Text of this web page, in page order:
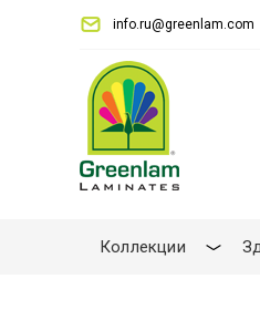
info.ru@greenlam.com
Коллекции